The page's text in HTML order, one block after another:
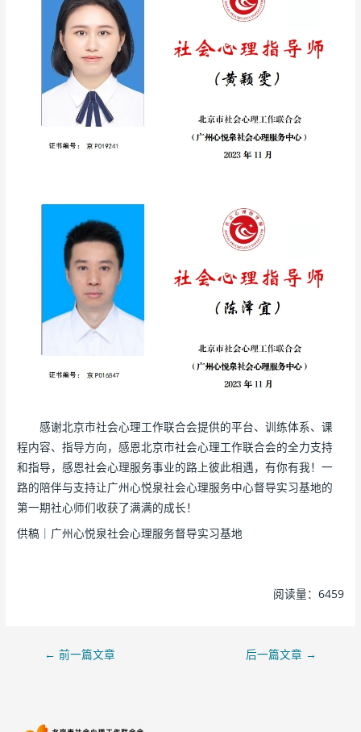
感谢北京市社会心理工作联合会提供的平台、训练体系、课
程内容、指导方向，感恩北京市社会心理工作联合会的全力支持
和指导，感恩社会心理服务事业的路上彼此相遇，有你有我！一
路的陪伴与支持让广州心悦泉社会心理服务中心督导实习基地的
第一期社心师们收获了满满的成长！
供稿｜广州心悦泉社会心理服务督导实习基地
阅读量：6459
← 前一篇文章 后一篇文章 →